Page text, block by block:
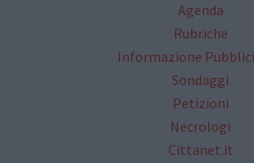
Agenda
Rubriche
Informazione
Sondaggi
Petizioni
Necrologi
Cittanet.it